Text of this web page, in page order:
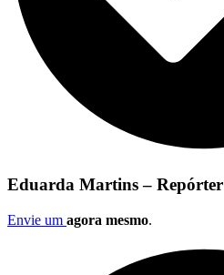
Eduarda Martins – Repórter
Envie um agora mesmo.